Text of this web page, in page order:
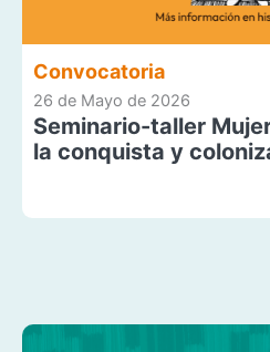
Convocatoria
26 de Mayo de 2026
Seminario-taller
la conquista y